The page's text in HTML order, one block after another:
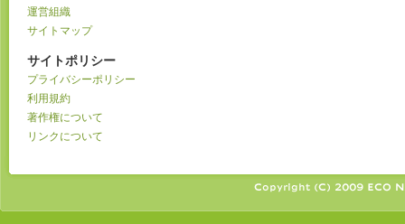
運営組織
サイトマップ
サイトポリシー
プライバシーポリシー
利用規約
著作権について
リンクについて